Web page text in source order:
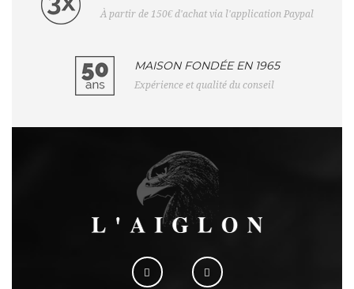
À partir de 150€ d'achat via l'application Paypal
MAISON FONDÉE EN 1965
Expérience et qualité du conseil